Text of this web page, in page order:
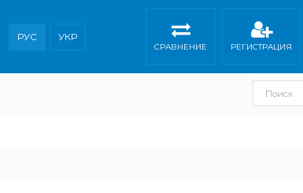
РУС УКР
СРАВНЕНИЕ
РЕГИСТРАЦИЯ